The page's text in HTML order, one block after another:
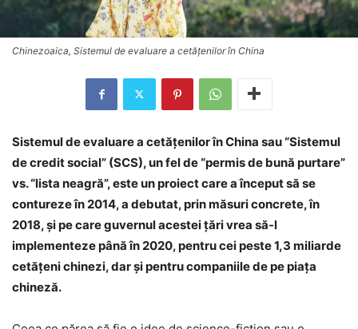
Chinezoaica, Sistemul de evaluare a cetăţenilor în China
Sistemul de evaluare a cetăţenilor în China sau “Sistemul
de credit social” (SCS), un fel de “permis de bună purtare”
vs. “lista neagră”, este un proiect care a început să se
contureze în 2014, a debutat, prin măsuri concrete, în
2018, şi pe care guvernul acestei ţări vrea să-l
implementeze până în 2020, pentru cei peste 1,3 miliarde
cetăţeni chinezi, dar şi pentru companiile de pe piaţa
chineză.